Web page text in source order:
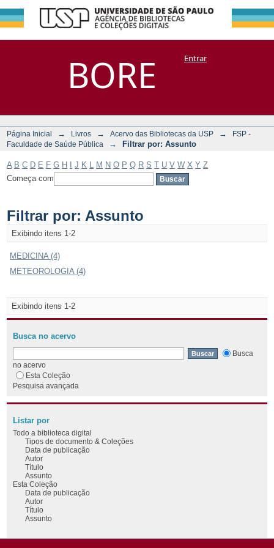
BORE
Filtrar por:
Assunto
DSpace/Manakin + CoriscoEntrar
Página Inicial → Livros → Acervo das Bibliotecas da USP →
FSP -
Faculdade de Saúde Pública
→ Filtrar por: Assunto
A B C D E F G H J K M N O P Q R S T U V W X Y Z
Começa com
Filtrar por: Assunto
Exibindo itens 1-2
MEDICINA (4)
METEOROLOGIA (4)
Exibindo itens 1-2
Busca no acervo
Busca
no acervo
Esta Coleção
Pesquisa avançada
Listar por
Todo a biblioteca digital
Tipos de documento & Coleções
Data de publicação
Autor
Título
Assunto
Esta Coleção
Data de publicação
Autor
Título
Assunto